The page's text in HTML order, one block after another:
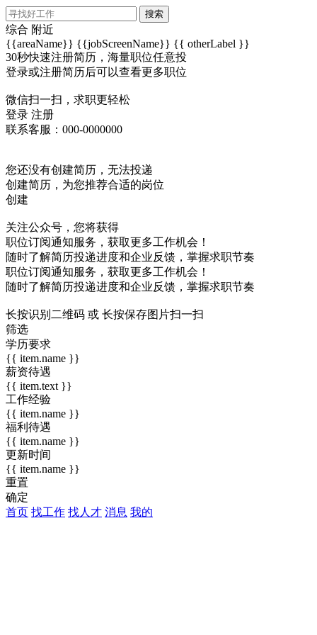
搜索
综合 附近
{{areaName}} {{jobScreenName}} {{ otherLabel }}
30秒快速注册简历，海量职位任意投
登录或注册简历后可以查看更多职位
微信扫一扫，求职更轻松
登录 注册
联系客服：000-0000000
您还没有创建简历，无法投递
创建简历，为您推荐合适的岗位
创建
关注公众号，您将获得
职位订阅通知服务，获取更多工作机会！
随时了解简历投递进度和企业反馈，掌握求职节奏
职位订阅通知服务，获取更多工作机会！
随时了解简历投递进度和企业反馈，掌握求职节奏
长按识别二维码 或 长按保存图片扫一扫
筛选
学历要求
{{ item.name }}
薪资待遇
{{ item.text }}
工作经验
{{ item.name }}
福利待遇
{{ item.name }}
更新时间
{{ item.name }}
重置
确定
首页 找工作 找人才 消息 我的